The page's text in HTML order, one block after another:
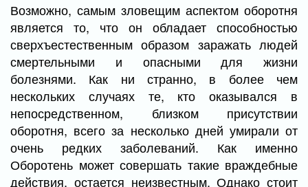
Возможно, самым зловещим аспектом оборотня
является то, что он обладает способностью
сверхъестественным образом заражать людей
смертельными и опасными для жизни
болезнями. Как ни странно, в более чем
нескольких случаях те, кто оказывался в
непосредственном, близком присутствии
оборотня, всего за несколько дней умирали от
очень редких заболеваний. Как именно
Оборотень может совершать такие враждебные
действия, остается неизвестным. Однако стоит